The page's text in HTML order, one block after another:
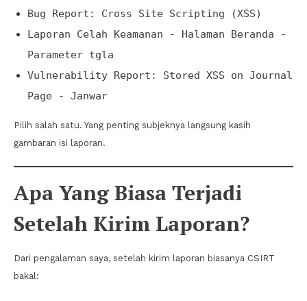
Bug Report: Cross Site Scripting (XSS)
Laporan Celah Keamanan - Halaman Beranda -
Parameter tgla
Vulnerability Report: Stored XSS on Journal
Page - Janwar
Pilih salah satu. Yang penting subjeknya langsung kasih
gambaran isi laporan.
Apa Yang Biasa Terjadi
Setelah Kirim Laporan?
Dari pengalaman saya, setelah kirim laporan biasanya CSIRT
bakal: